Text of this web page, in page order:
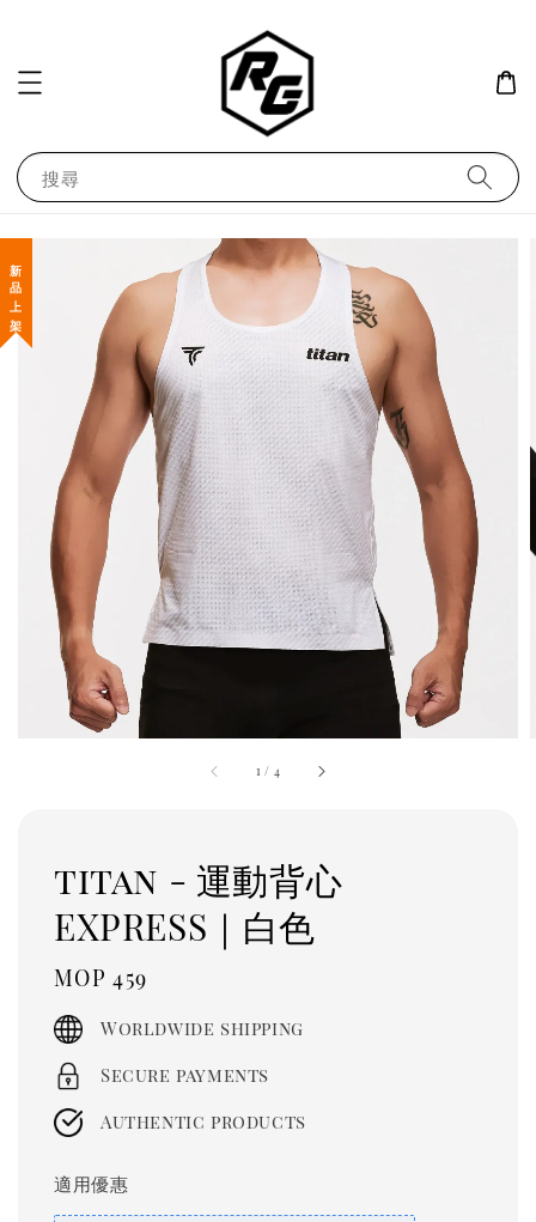
搜尋
1 / 4
新 品 上 架
titan - 運動背心
EXPRESS｜白色
Regular
price
MOP 459
Worldwide shipping
Secure payments
Authentic products
適用優惠